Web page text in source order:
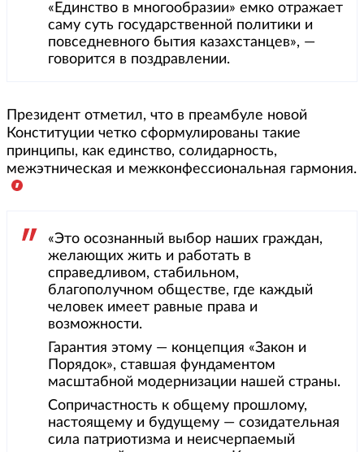
«Единство в многообразии» емко отражает
саму суть государственной политики и
повседневного бытия казахстанцев», —
говорится в поздравлении.
Президент отметил, что в преамбуле новой
Конституции четко сформулированы такие
принципы, как единство, солидарность,
межэтническая и межконфессиональная гармония.
«Это осознанный выбор наших граждан,
желающих жить и работать в
справедливом, стабильном,
благополучном обществе, где каждый
человек имеет равные права и
возможности.
Гарантия этому — концепция «Закон и
Порядок», ставшая фундаментом
масштабной модернизации нашей страны.
Сопричастность к общему прошлому,
настоящему и будущему — созидательная
сила патриотизма и неисчерпаемый